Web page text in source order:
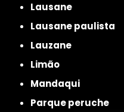
lausane
lausane paulista
lauzane
limão
mandaqui
parque peruche